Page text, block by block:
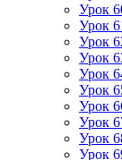
Урок
Урок
Урок
Урок
Урок
Урок
Урок
Урок
Урок
Урок